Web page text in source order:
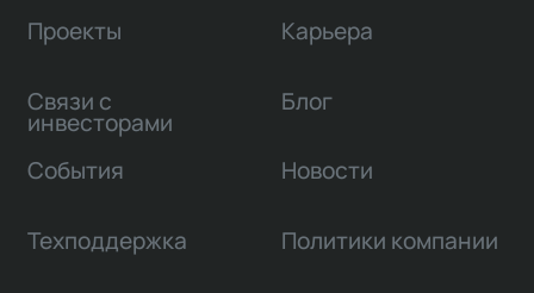
Проекты
Связи с
инвесторами
Карьера
Блог
События Новости
Техподдержка Политики компании